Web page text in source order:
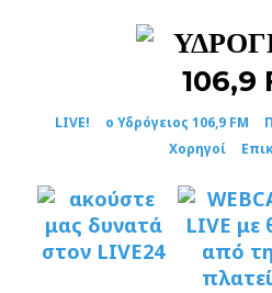
LIVE! ο Υδρόγειος 106,9 FM
Χορηγοί